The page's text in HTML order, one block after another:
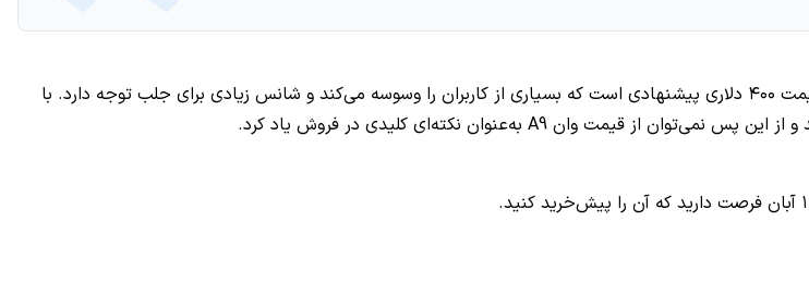
در بسیاری از نقد و بررسی‌های خوانده بودیم که گوشی‌ای با مشخصات اچ‌تی‌سی وان A9 و قیمت ۴۰۰ دلاری پیشنهادی است که بسیاری از کاربران را وسوسه می‌کند و شانس زیادی برای جلب توجه دارد. با